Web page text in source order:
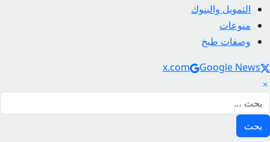
التمويل والبنوك
منوعات
وصفات طبخ
Social Links
x.com Google News
البحث عن: